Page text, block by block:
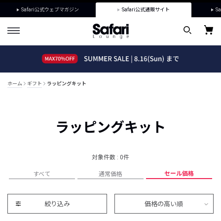
Safari公式ウェブマガジン Safari公式通販サイト
ホーム ギフト ラッピングキット
ラッピングキット
対象件数 : 0件
すべて 通常価格 セール価格
絞り込み 価格の高い順